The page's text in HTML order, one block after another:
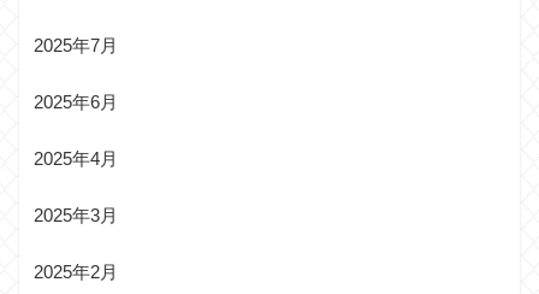
2025年7月
2025年6月
2025年4月
2025年3月
2025年2月